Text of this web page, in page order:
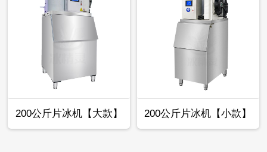
200公斤片冰机【大款】 200公斤片冰机【小款】